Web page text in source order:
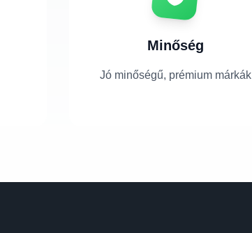
Minőség
Jó minőségű, prémium márkák